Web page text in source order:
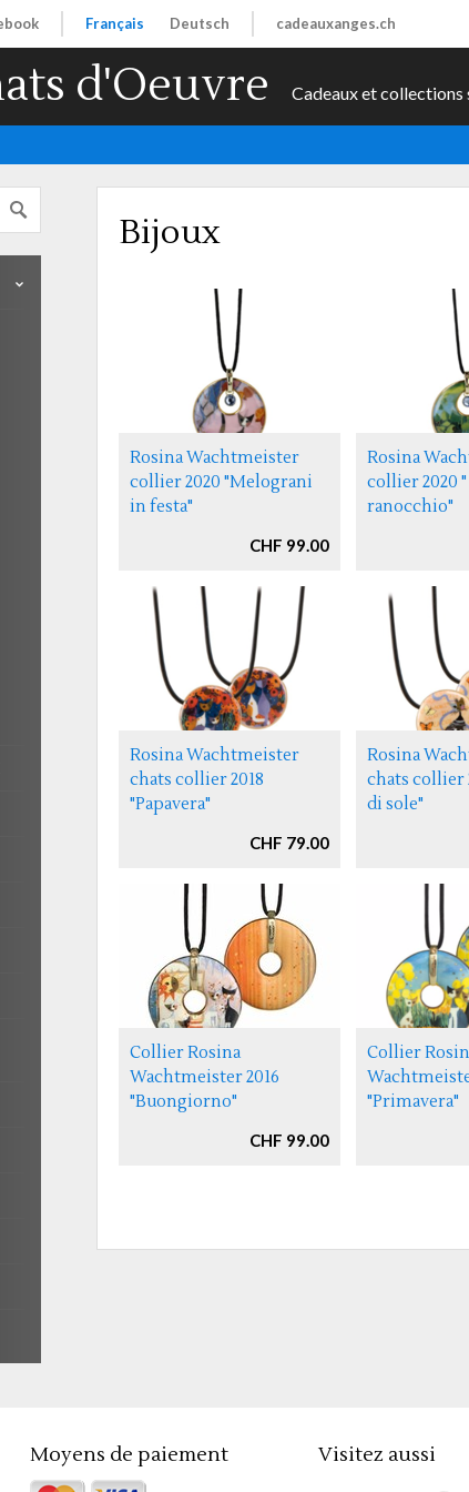
Français Deutsch cadeauxanges.ch
d'Oeuvre Cadeaux et collections
Bijoux
Rosina Wachtmeister
collier 2020 "Melograni
in festa"
CHF 99.00
Rosina
collier 2020
ranocchio"
Rosina Wachtmeister
chats collier 2018
"Papavera"
CHF 79.00
Rosina
chats collier
di sole"
Collier Rosina
Wachtmeister 2016
"Buongiorno"
CHF 99.00
Collier
"Primavera"
Moyens de paiement Visitez aussi